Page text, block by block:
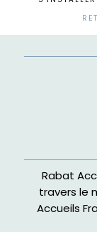
Rabat
travers le
Accueils